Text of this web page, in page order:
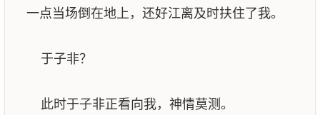
一点当场倒在地上，还好江离及时扶住了我。
于子非？
此时于子非正看向我，神情莫测。